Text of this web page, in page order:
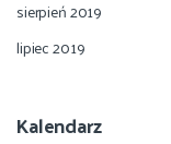
sierpień 2019
lipiec 2019
Kalendarz